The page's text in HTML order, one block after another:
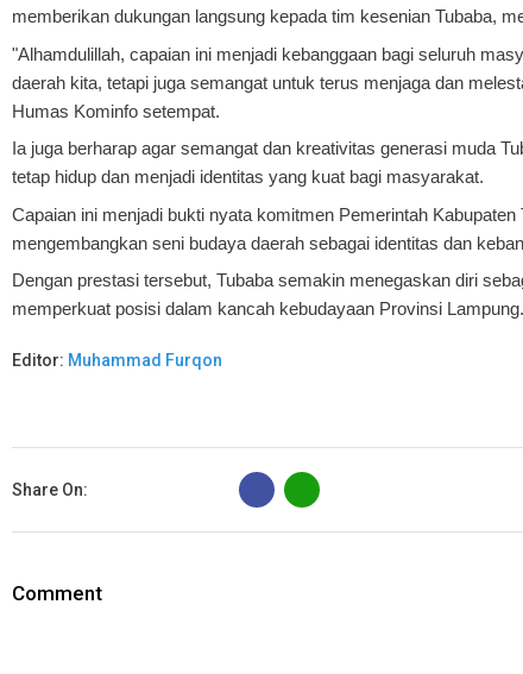
memberikan dukungan langsung kepada tim kesenian Tubaba,
"Alhamdulillah, capaian ini menjadi kebanggaan bagi seluruh
daerah kita, tetapi juga semangat untuk terus menjaga dan
Humas Kominfo setempat.
Ia juga berharap agar semangat dan kreativitas generasi muda
tetap hidup dan menjadi identitas yang kuat bagi masyarakat.
Capaian ini menjadi bukti nyata komitmen Pemerintah
mengembangkan seni budaya daerah sebagai identitas dan
Dengan prestasi tersebut, Tubaba semakin menegaskan diri
memperkuat posisi dalam kancah kebudayaan Provinsi
Editor: Muhammad Furqon
Share On:
B
Comment